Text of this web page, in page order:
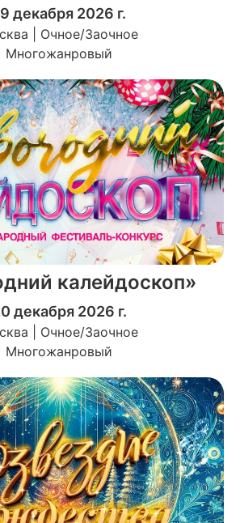
декабря 2026 г.
| Очное/Заочное
Многожанровый
калейдоскоп»
декабря 2026 г.
| Очное/Заочное
Многожанровый